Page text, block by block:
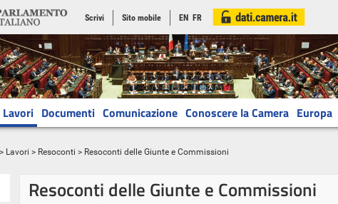
Scrivi Sito mobile EN FR
Lavori Documenti Comunicazione Conoscere la Camera Europa
> Lavori > Resoconti > Resoconti delle Giunte e Commissioni
Resoconti delle Giunte e Commissioni